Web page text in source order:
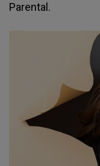
Parental.